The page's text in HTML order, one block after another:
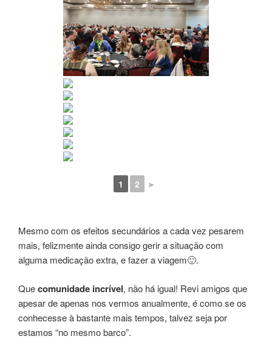
1 2 ►
Mesmo com os efeitos secundários a cada vez pesarem
mais, felizmente ainda consigo gerir a situação com
alguma medicação extra, e fazer a viagem🙂.
Quecomunidade incrível, não há igual! Revi amigos que
apesar de apenas nos vermos anualmente, é como se os
conhecesse à bastante mais tempos, talvez seja por
estamos “no mesmo barco”.